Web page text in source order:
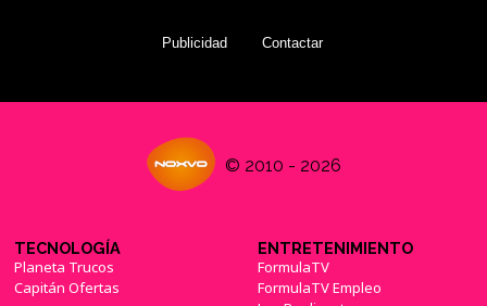
Publicidad Contactar
© 2010 - 2026
TECNOLOGÍA
Planeta Trucos
Capitán Ofertas
ENTRETENIMIENTO
FormulaTV
FormulaTV Empleo